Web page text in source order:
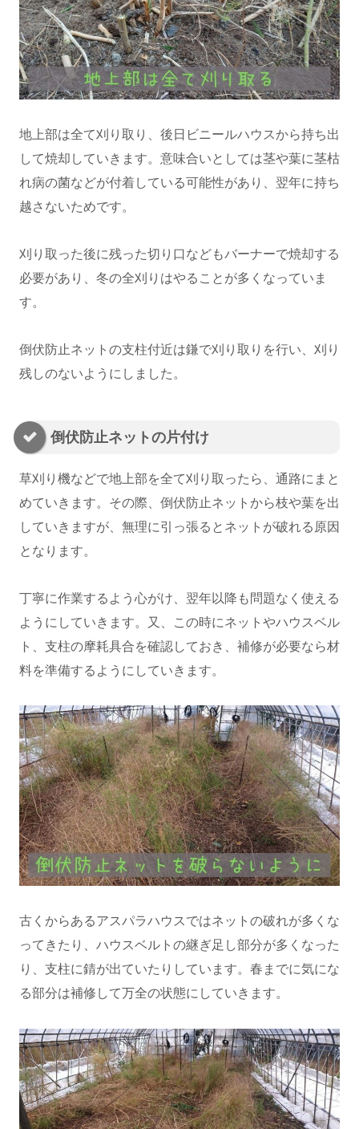
地上部は全て刈り取り、後日ビニールハウスから持ち出
して焼却していきます。意味合いとしては茎や葉に茎枯
れ病の菌などが付着している可能性があり、翌年に持ち
越さないためです。
刈り取った後に残った切り口などもバーナーで焼却する
必要があり、冬の全刈りはやることが多くなっていま
す。
倒伏防止ネットの支柱付近は鎌で刈り取りを行い、刈り
残しのないようにしました。
倒伏防止ネットの片付け
草刈り機などで地上部を全て刈り取ったら、通路にまと
めていきます。その際、倒伏防止ネットから枝や葉を出
していきますが、無理に引っ張るとネットが破れる原因
となります。
丁寧に作業するよう心がけ、翌年以降も問題なく使える
ようにしていきます。又、この時にネットやハウスベル
ト、支柱の摩耗具合を確認しておき、補修が必要なら材
料を準備するようにしていきます。
古くからあるアスパラハウスではネットの破れが多くな
ってきたり、ハウスベルトの継ぎ足し部分が多くなった
り、支柱に錆が出ていたりしています。春までに気にな
る部分は補修して万全の状態にしていきます。